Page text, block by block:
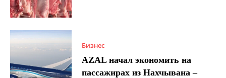
Бизнес
AZAL начал экономить на
пассажирах из Нахчывана –